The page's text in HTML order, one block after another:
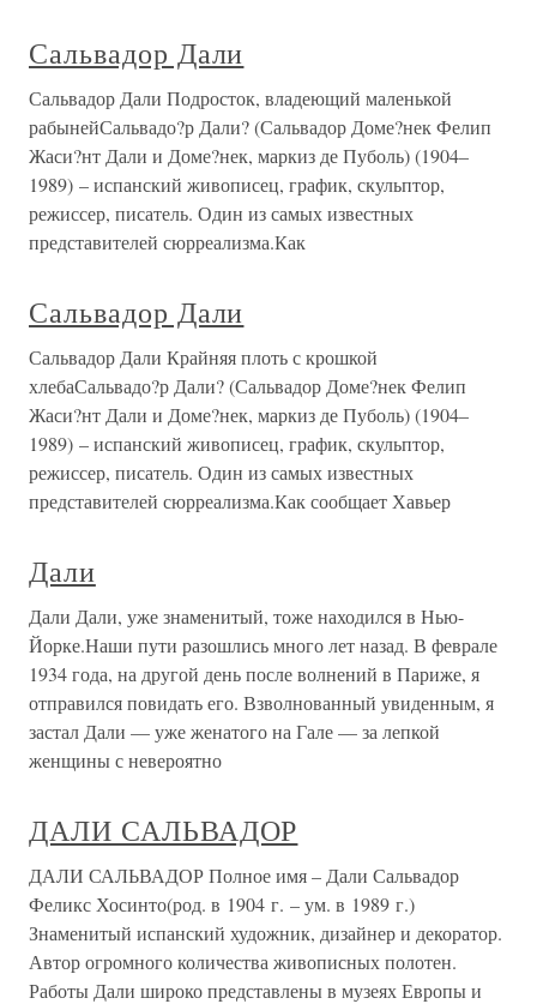
Сальвадор Дали
Сальвадор Дали Подросток, владеющий маленькой
рабынейСальвадо?р Дали? (Сальвадор Доме?нек Фелип
Жаси?нт Дали и Доме?нек, маркиз де Пуболь) (1904–
1989) – испанский живописец, график, скульптор,
режиссер, писатель. Один из самых известных
представителей сюрреализма.Как
Сальвадор Дали
Сальвадор Дали Крайняя плоть с крошкой
хлебаСальвадо?р Дали? (Сальвадор Доме?нек Фелип
Жаси?нт Дали и Доме?нек, маркиз де Пуболь) (1904–
1989) – испанский живописец, график, скульптор,
режиссер, писатель. Один из самых известных
представителей сюрреализма.Как сообщает Хавьер
Дали
Дали Дали, уже знаменитый, тоже находился в Нью-
Йорке.Наши пути разошлись много лет назад. В феврале
1934 года, на другой день после волнений в Париже, я
отправился повидать его. Взволнованный увиденным, я
застал Дали — уже женатого на Гале — за лепкой
женщины с невероятно
ДАЛИ САЛЬВАДОР
ДАЛИ САЛЬВАДОР Полное имя – Дали Сальвадор
Феликс Хосинто(род. в 1904 г. – ум. в 1989 г.)
Знаменитый испанский художник, дизайнер и декоратор.
Автор огромного количества живописных полотен.
Работы Дали широко представлены в музеях Европы и